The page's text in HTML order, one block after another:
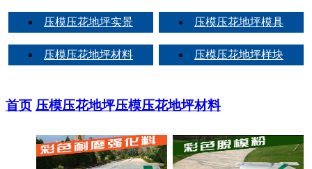
压模压花地坪实景 压模压花地坪模具
压模压花地坪材料 压模压花地坪样块
首页 压模压花地坪压模压花地坪材料